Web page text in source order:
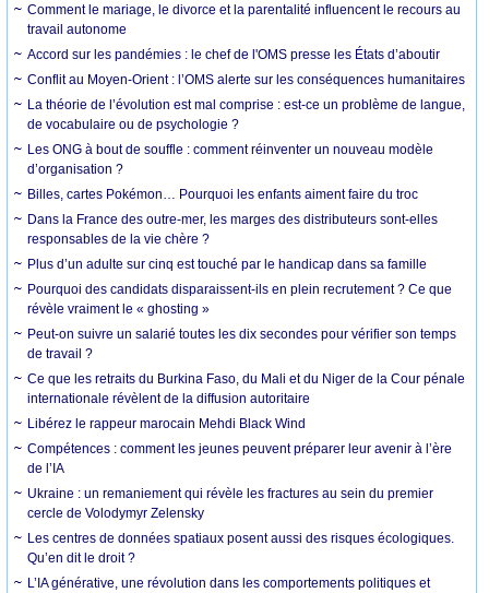
Comment le mariage, le divorce et la parentalité influencent le recours au
travail autonome
Accord sur les pandémies : le chef de l'OMS presse les États d’aboutir
Conflit au Moyen-Orient : l’OMS alerte sur les conséquences humanitaires
La théorie de l’évolution est mal comprise : est-ce un problème de langue,
de vocabulaire ou de psychologie ?
Les ONG à bout de souffle : comment réinventer un nouveau modèle
d’organisation ?
Billes, cartes Pokémon… Pourquoi les enfants aiment faire du troc
Dans la France des outre-mer, les marges des distributeurs sont-elles
responsables de la vie chère ?
Plus d’un adulte sur cinq est touché par le handicap dans sa famille
Pourquoi des candidats disparaissent-ils en plein recrutement ? Ce que
révèle vraiment le « ghosting »
Peut-on suivre un salarié toutes les dix secondes pour vérifier son temps
de travail ?
Ce que les retraits du Burkina Faso, du Mali et du Niger de la Cour pénale
internationale révèlent de la diffusion autoritaire
Libérez le rappeur marocain Mehdi Black Wind
Compétences : comment les jeunes peuvent préparer leur avenir à l’ère
de l’IA
Ukraine : un remaniement qui révèle les fractures au sein du premier
cercle de Volodymyr Zelensky
Les centres de données spatiaux posent aussi des risques écologiques.
Qu’en dit le droit ?
L’IA générative, une révolution dans les comportements politiques et